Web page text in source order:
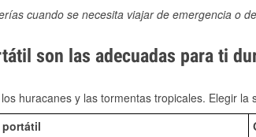
cuando se necesita viajar de emergencia o
son las adecuadas para ti
huracanes y las tormentas tropicales. Elegir
portátil